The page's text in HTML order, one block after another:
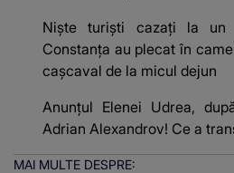
Niște turiști cazați la
Constanța au plecat în
cașcaval de la micul dejun
Anunțul Elenei Udrea,
Adrian Alexandrov! Ce a
MAI MULTE DESPRE: